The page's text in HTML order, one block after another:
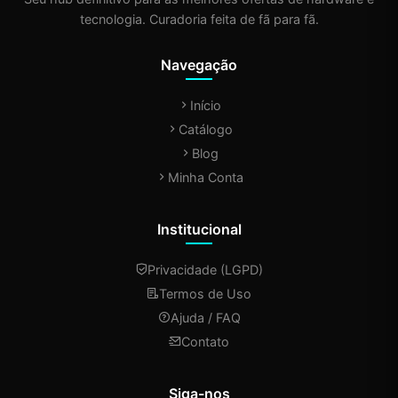
tecnologia. Curadoria feita de fã para fã.
Navegação
Início
Catálogo
Blog
Minha Conta
Institucional
Privacidade (LGPD)
Termos de Uso
Ajuda / FAQ
Contato
Siga-nos